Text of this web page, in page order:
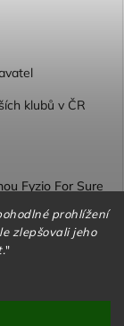
prohlížení
zlepšovali jeho
"
klubů v ČR
Fyzio For Sure